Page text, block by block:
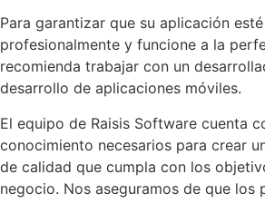
Para garantizar que su aplicación
profesionalmente y funcione a la
recomienda trabajar con un
desarrollo de aplicaciones móviles.
El equipo de Raisis Software cuenta
conocimiento necesarios para crear
de calidad que cumpla con los
negocio. Nos aseguramos de que los